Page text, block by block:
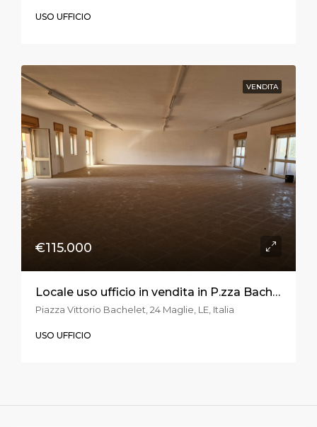
USO UFFICIO
VENDITA
€115.000
Locale uso ufficio in vendita in P.zza Bachelet a Maglie
Piazza Vittorio Bachelet, 24 Maglie, LE, Italia
USO UFFICIO